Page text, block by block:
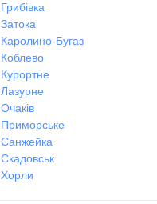
Грибівка
Затока
Каролино-Бугаз
Коблево
Курортне
Лазурне
Очаків
Приморське
Санжейка
Скадовськ
Хорли